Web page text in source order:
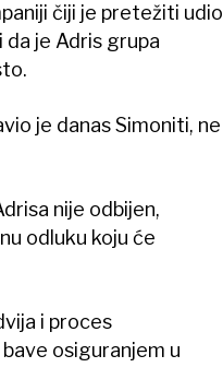
čiji je pretežiti udio
je Adris grupa
je danas Simoniti, ne
nije odbijen,
odluku koju će
i proces
osiguranjem u